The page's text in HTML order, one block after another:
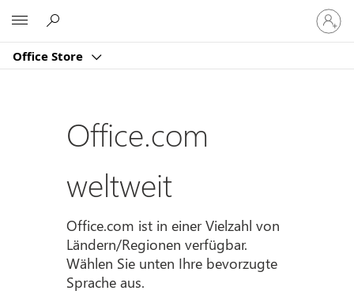
Office Store
Bei
Ihrem
Konto
Office.com
weltweit
Office.com ist in einer Vielzahl von
Ländern/Regionen verfügbar.
Wählen Sie unten Ihre bevorzugte
Sprache aus.